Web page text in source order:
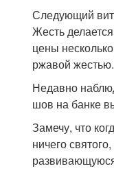
Следующий
Жесть
цены
ржавой жестью.
Недавно
шов на банке
Замечу, что
ничего